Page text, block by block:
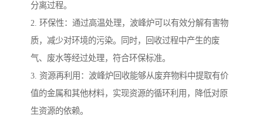
分离过程。
2. 环保性：通过高温处理，波峰炉可以有效分解有害物
质，减少对环境的污染。同时，回收过程中产生的废
气、废水等经过处理，符合环保标准。
3. 资源再利用：波峰炉回收能够从废弃物料中提取有价
值的金属和其他材料，实现资源的循环利用，降低对原
生资源的依赖。